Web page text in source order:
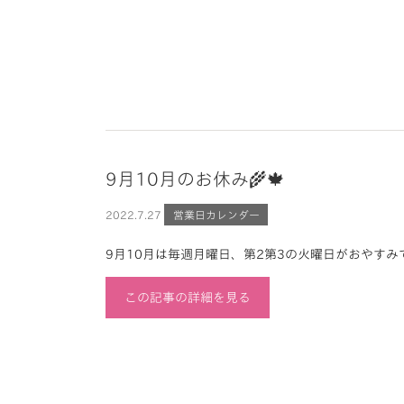
9月10月のお休み🌾🍁
2022. 7.27 営業日カレンダー
9月10月は毎週月曜日、第2第3の火曜日がおやすみ
この記事の詳細を見る